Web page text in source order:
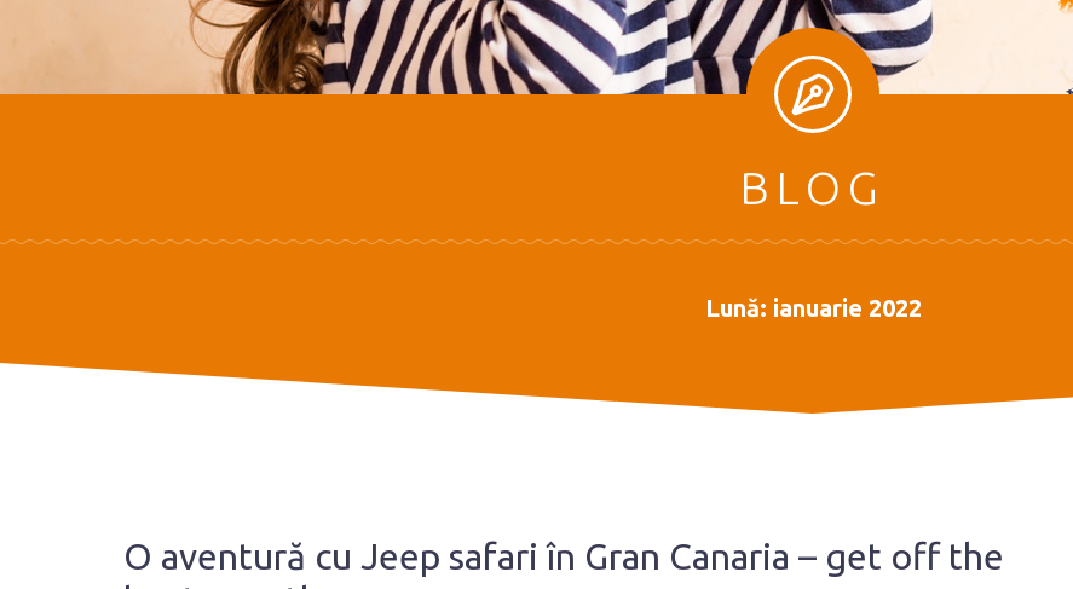
BLOG
Lună: ianuarie 2022
O aventură cu Jeep safari în Gran Canaria – get off the